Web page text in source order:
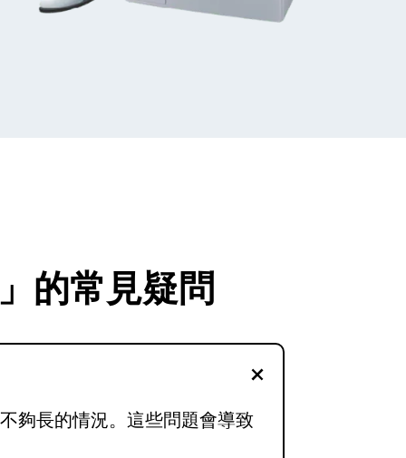
的常見疑問
夠長的情況。這些問題會導致